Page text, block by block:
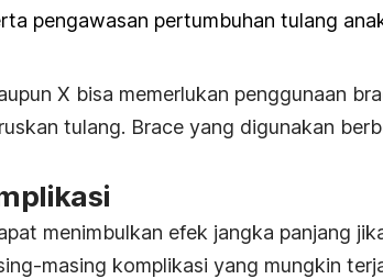
pengawasan pertumbuhan tulang
X bisa memerlukan penggunaan
tulang. Brace yang digunakan
menimbulkan efek jangka panjang
masing komplikasi yang mungkin